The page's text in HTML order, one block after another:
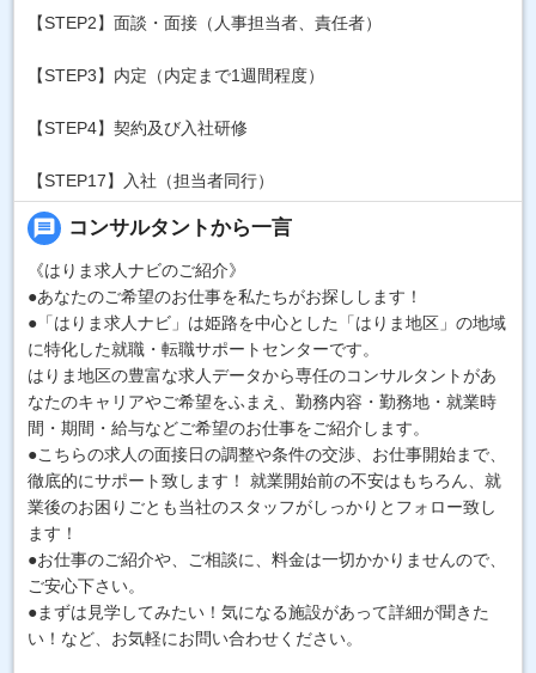
【STEP2】面談・面接（人事担当者、責任者）
【STEP3】内定（内定まで1週間程度）
【STEP4】契約及び入社研修
【STEP17】入社（担当者同行）
message コンサルタントから一言
《はりま求人ナビのご紹介》
●あなたのご希望のお仕事を私たちがお探しします！
●「はりま求人ナビ」は姫路を中心とした「はりま地区」の地域
に特化した就職・転職サポートセンターです。
はりま地区の豊富な求人データから専任のコンサルタントがあ
なたのキャリアやご希望をふまえ、勤務内容・勤務地・就業時
間・期間・給与などご希望のお仕事をご紹介します。
●こちらの求人の面接日の調整や条件の交渉、お仕事開始まで、
徹底的にサポート致します！ 就業開始前の不安はもちろん、就
業後のお困りごとも当社のスタッフがしっかりとフォロー致し
ます！
●お仕事のご紹介や、ご相談に、料金は一切かかりませんので、
ご安心下さい。
●まずは見学してみたい！気になる施設があって詳細が聞きた
い！など、お気軽にお問い合わせください。